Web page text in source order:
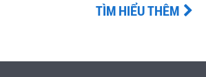
TÌM HIỂU THÊM